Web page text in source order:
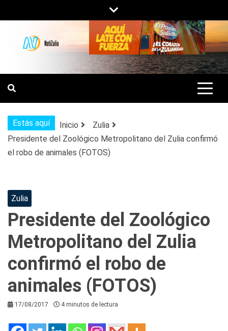
al
contenido
NOTIZULIA
NOTICIAS DEL ZULIA, VENEZUELA Y
DE INTERÉS GENERAL.
Estás aquí Inicio
Zulia
Presidente del Zoológico Metropolitano del Zulia confirmó
el robo de animales (FOTOS)
Zulia
Presidente del Zoológico
Metropolitano del Zulia
confirmó el robo de
animales (FOTOS)
17/08/2017 4 minutos de lectura